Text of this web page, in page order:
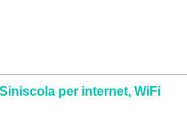
per internet, WiFi